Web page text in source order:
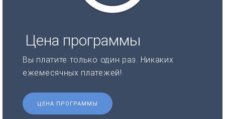
Цена программы
Вы платите только один раз. Никаких
ежемесячных платежей!
ЦЕНА ПРОГРАММЫ